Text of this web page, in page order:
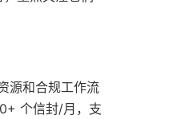
源和合规工作流
个信封/月，支